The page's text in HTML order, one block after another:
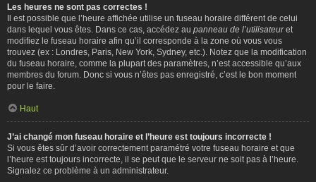
Les heures ne sont pas correctes !
Il est possible que l’heure affichée utilise un fuseau horaire différent de celui
dans lequel vous êtes. Dans ce cas, accédez au panneau de l’utilisateuret
modifiez le fuseau horaire afin qu’il corresponde à la zone où vous vous
trouvez (ex : Londres, Paris, New York, Sydney, etc.). Notez que la modification
du fuseau horaire, comme la plupart des paramètres, n’est accessible qu’aux
membres du forum. Donc si vous n’êtes pas enregistré, c’est le bon moment
pour le faire.
Haut
J’ai changé mon fuseau horaire et l’heure est toujours incorrecte !
Si vous êtes sûr d’avoir correctement paramétré votre fuseau horaire et que
l’heure est toujours incorrecte, il se peut que le serveur ne soit pas à l’heure.
Signalez ce problème à un administrateur.